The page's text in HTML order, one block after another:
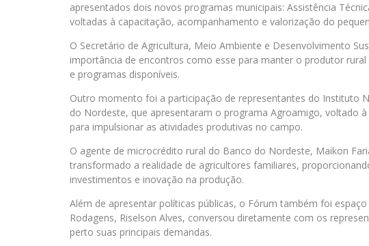
apresentados dois novos programas municipais: Assistência
voltadas à capacitação, acompanhamento e valorização do
O Secretário de Agricultura, Meio Ambiente e Desenvolvimento
importância de encontros como esse para manter o produtor
e programas disponíveis.
Outro momento foi a participação de representantes do Instituto
do Nordeste, que apresentaram o programa Agroamigo, voltado
para impulsionar as atividades produtivas no campo.
O agente de microcrédito rural do Banco do Nordeste, Maikon
transformado a realidade de agricultores familiares,
investimentos e inovação na produção.
Além de apresentar políticas públicas, o Fórum também foi
Rodagens, Riselson Alves, conversou diretamente com os
perto suas principais demandas.